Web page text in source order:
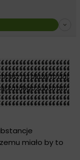
na dłużej to daj
każdego substratu
miało by to